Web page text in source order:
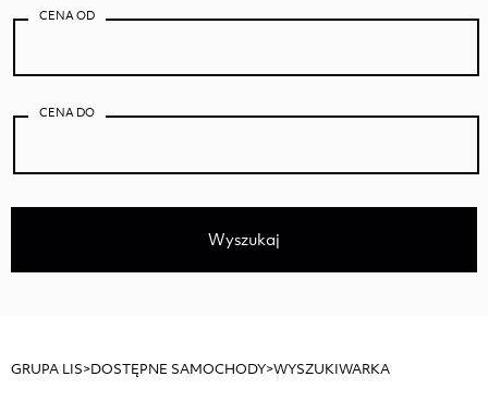
CENA OD
CENA DO
Wyszukaj
GRUPA LIS>DOSTĘPNE SAMOCHODY>WYSZUKIWARKA